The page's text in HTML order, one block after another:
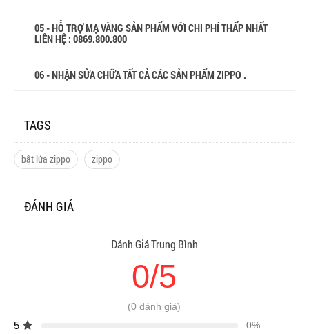
05 - HỖ TRỢ MẠ VÀNG SẢN PHẨM VỚI CHI PHÍ THẤP NHẤT
LIÊN HỆ : 0869.800.800
06 - NHẬN SỬA CHỮA TẤT CẢ CÁC SẢN PHẨM ZIPPO .
TAGS
bật lửa zippo zippo
ĐÁNH GIÁ
Đánh Giá Trung Bình
0/5
(0 đánh giá)
5 0%